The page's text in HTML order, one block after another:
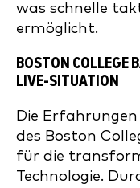
was schnelle
ermöglicht.
BOSTON COLLEGE
LIVE-SITUATION
Die
des Boston
für die
Technologie.